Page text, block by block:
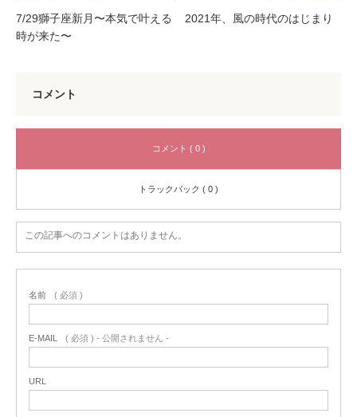
7/29獅子座新月〜本気で叶える
時が来た〜
2021年、風の時代のはじまり
コメント
コメント ( 0 )
トラックバック ( 0 )
この記事へのコメントはありません。
名前 ( 必須 )
E-MAIL ( 必須 ) - 公開されません -
URL